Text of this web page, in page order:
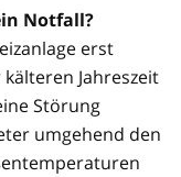
Notfall?
erst
Jahreszeit
Störung
umgehend den